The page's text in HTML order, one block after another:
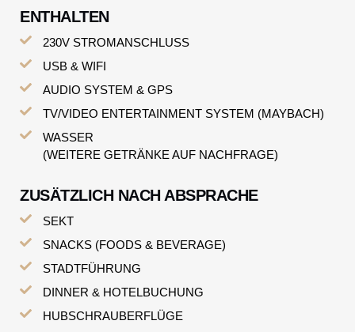
ENTHALTEN
230V STROMANSCHLUSS
USB & WIFI
AUDIO SYSTEM & GPS
TV/VIDEO ENTERTAINMENT SYSTEM (MAYBACH)
WASSER
(WEITERE GETRÄNKE AUF NACHFRAGE)
ZUSÄTZLICH NACH ABSPRACHE
SEKT
SNACKS (FOODS & BEVERAGE)
STADTFÜHRUNG
DINNER & HOTELBUCHUNG
HUBSCHRAUBERFLÜGE